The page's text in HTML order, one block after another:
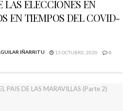
LAS ELECCIONES EN
EN TIEMPOS DEL COVID-
IÑARRITU 13 OCTUBRE, 2020 0